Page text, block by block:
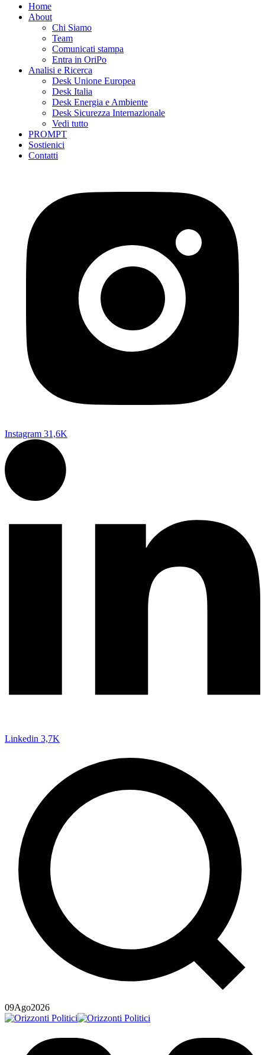
Home
About
Chi Siamo
Team
Comunicati stampa
Entra in OriPo
Analisi e Ricerca
Desk Unione Europea
Desk Italia
Desk Energia e Ambiente
Desk Sicurezza Internazionale
Vedi tutto
PROMPT
Sostienici
Contatti
Instagram 31,6K
Linkedin 3,7K
09Ago2026